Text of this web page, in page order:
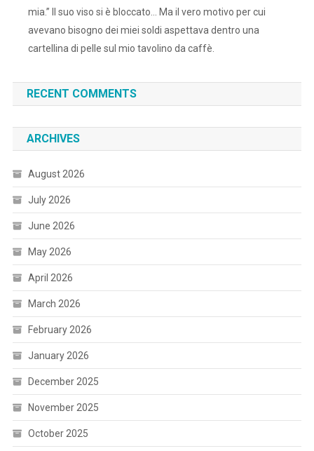
mia.” Il suo viso si è bloccato… Ma il vero motivo per cui
avevano bisogno dei miei soldi aspettava dentro una
cartellina di pelle sul mio tavolino da caffè.
RECENT COMMENTS
ARCHIVES
August 2026
July 2026
June 2026
May 2026
April 2026
March 2026
February 2026
January 2026
December 2025
November 2025
October 2025